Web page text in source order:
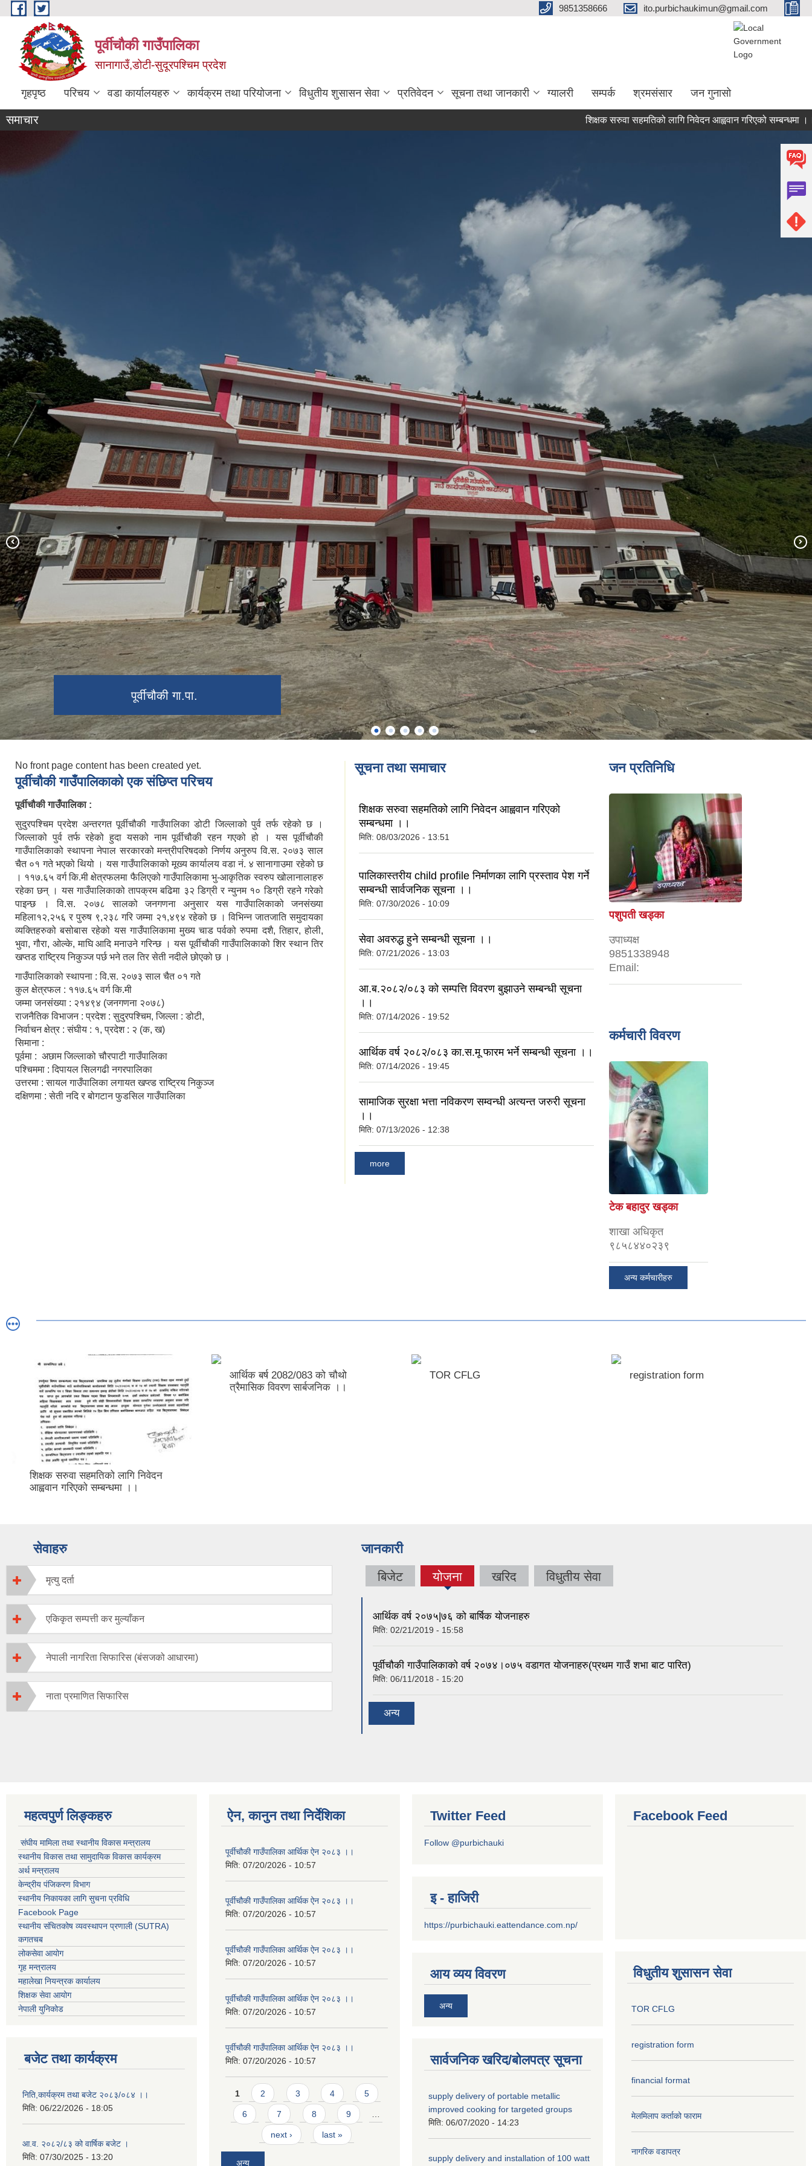
Skip to main content 9851358666 ito.purbichaukimun@gmail.com
पूर्वीचौकी गाउँपालिका
सानागाउँ,डोटी-सुदूरपश्चिम प्रदेश
गृहपृष्ठ परिचय वडा कार्यालयहरु कार्यक्रम तथा परियोजना विधुतीय शुसासन सेवा प्रतिवेदन सूचना तथा जानकारी ग्यालरी सम्पर्क श्रमसंसार जन गुनासो
समाचार शिक्षक सरुवा सहमतिको लागि निवेदन आह्ववान गरिएको सम्बन्धमा ।।
पूर्वीचौकी गा.पा.
पूर्वीचौकी गाउँपालिका
पूर्वीचौकी गा.पा. को प्राकृतिक दृश्य
पूर्वीचौकी गाउँपालिका गाउँ सभाको १४ ‍‍औं
अधिवेशन वन्द सत्र कार्यक्रम सम्पन्न ।।
खप्तड त्रिवेणी धाम
No front page content has been created yet.
पूर्वीचाैकी गाउँपालिकाको एक संछिप्त परिचय
पूर्वीचौकी गाउँपालिका :
सुदुरपश्चिम प्रदेश अन्तरगत पूर्वीचौकी गाउँपालिका डोटी जिल्लाको पुर्व तर्फ रहेको छ ।
जिल्लाको पुर्व तर्फ रहेको हुदा यसको नाम पूर्वीचौकी रहन गएको हो । यस पूर्वीचौकी
गाउँपालिकाको स्थापना नेपाल सरकारको मन्त्रीपरिषदको निर्णय अनुरुप वि.स. २०७३ साल
चैत ०१ गते भएको थियो । यस गाउँपालिकाको मूख्य कार्यालय वडा नं. ४ सानागाउमा रहेको छ
। ११७.६५ वर्ग कि.मी क्षेत्रफलमा फैलिएको गाउँपालिकामा भु-आकृतिक स्वरुप खोलानालाहरु
रहेका छन् । यस गाउँपालिकाको तापक्रम बढिमा ३२ डिग्री र न्युनम १० डिग्री रहने गरेको
पाइन्छ । वि.स. २०७८ सालको जनगणना अनुसार यस गाउँपालिकाको जनसंख्या
महिला१२,२५६ र पुरुष ९,२३८ गरि जम्मा २१,४९४ रहेको छ । विभिन्न जातजाति समुदायका
व्यक्तिहरुको बसोबास रहेको यस गाउँपालिकामा मुख्य चाड पर्वको रुपमा दशै, तिहार, होली,
भुवा, गौरा, ओल्के, माघि आदि मनाउने गरिन्छ । यस पूर्वीचौकी गाउँपालिकाको शिर स्थान तिर
खप्तड राष्ट्रिय निकुञ्ज पर्छ भने तल तिर सेती नदीले छोएको छ ।
गाउँपालिकाको स्थापना : वि.स. २०७३ साल चैत ०१ गते
कुल क्षेत्रफल : ११७.६५ वर्ग कि.मी
जम्मा जनसंख्या : २१४९४ (जनगणना २०७८)
राजनैतिक विभाजन : प्रदेश : सुदुरपश्चिम, जिल्ला : डोटी,
निर्वाचन क्षेत्र : संघीय : १, प्रदेश : २ (क, ख)
सिमाना :
पूर्वमा : अछाम जिल्लाको चौरपाटी गाउँपालिका
पश्चिममा : दिपायल सिलगढी नगरपालिका
उत्तरमा : सायल गाउँपालिका लगायत खप्त्ड राष्ट्रिय निकुञ्ज
दक्षिणमा : सेती नदि र बोगटान फुडसिल गाउँपालिका
सूचना तथा समाचार
शिक्षक सरुवा सहमतिको लागि निवेदन आह्ववान गरिएको
सम्बन्धमा ।।
मिति: 08/03/2026 - 13:51
पालिकास्तरीय child profile निर्माणका लागि प्रस्ताव पेश गर्ने
सम्बन्धी सार्वजनिक सूचना ।।
मिति: 07/30/2026 - 10:09
सेवा अवरुद्ध हुने सम्बन्धी सूचना ।।
मिति: 07/21/2026 - 13:03
आ.ब.२०८२/०८३ को सम्पत्ति विवरण बुझाउने सम्बन्धी सूचना
।।
मिति: 07/14/2026 - 19:52
आर्थिक वर्ष २०८२/०८३ का.स.मू फारम भर्ने सम्बन्धी सूचना ।।
मिति: 07/14/2026 - 19:45
सामाजिक सुरक्षा भत्ता नविकरण सम्वन्धी अत्यन्त जरुरी सूचना
।।
मिति: 07/13/2026 - 12:38
more
जन प्रतिनिधि
पशुपती खड्का
उपाध्यक्ष
9851338948
Email:
कर्मचारी विवरण
टेक बहादुर खड्का
शाखा अधिकृत
९८५८४४०२३९
अन्य कर्मचारीहरु
शिक्षक सरुवा सहमतिको लागि निवेदन
आह्ववान गरिएको सम्बन्धमा ।।
आर्थिक बर्ष 2082/083 को चौथो
त्रैमासिक विवरण सार्बजनिक ।।
TOR CFLG registration form
सेवाहरु
मृत्यु दर्ता
एकिकृत सम्पत्ती कर मुल्याँकन
नेपाली नागरिता सिफारिस (बंसजको आधारमा)
नाता प्रमाणित सिफारिस
जानकारी
बिजेट योजना
(active
खरिद विधुतीय सेवा
आर्थिक वर्ष २०७५|७६ को बार्षिक योजनाहरु
मिति: 02/21/2019 - 15:58
पूर्वीचौकी गाउँपालिकाको वर्ष २०७४।०७५ वडागत योजनाहरु(प्रथम गाउँ शभा बाट पारित)
मिति: 06/11/2018 - 15:20
अन्य
महत्वपुर्ण लिङ्कहरु
संघीय मामिला तथा स्थानीय विकास मन्त्रालय
स्थानीय विकास तथा सामुदायिक विकास कार्यक्रम
अर्थ मन्त्रालय
केन्द्रीय पंजिकरण विभाग
स्थानीय निकायका लागि सुचना प्रविधि
Facebook Page
स्थानीय संचितकोष व्यवस्थापन प्रणाली (SUTRA)
कगतचब
लोकसेवा आयोग
गृह मन्त्रालय
महालेखा नियन्त्रक कार्यालय
शिक्षक सेवा आयोग
नेपाली युनिकोड
बजेट तथा कार्यक्रम
निति,कार्यक्रम तथा बजेट २०८३/०८४ ।।
मिति: 06/22/2026 - 18:05
आ.व. २०८२/८३ को वार्षिक बजेट ।
मिति: 07/30/2025 - 13:20
ऐन, कानुन तथा निर्देशिका
पूर्वीचौकी गाउँपालिका आर्थिक ऐन २०८३ ।।
मिति: 07/20/2026 - 10:57
पूर्वीचौकी गाउँपालिका आर्थिक ऐन २०८३ ।।
मिति: 07/20/2026 - 10:57
पूर्वीचौकी गाउँपालिका आर्थिक ऐन २०८३ ।।
मिति: 07/20/2026 - 10:57
पूर्वीचौकी गाउँपालिका आर्थिक ऐन २०८३ ।।
मिति: 07/20/2026 - 10:57
पूर्वीचौकी गाउँपालिका आर्थिक ऐन २०८३ ।।
मिति: 07/20/2026 - 10:57
Pages
1 2 3 4 5
6 7 8 9 …
next › last »
अन्य
Twitter Feed
Follow @purbichauki
इ - हाजिरी
https://purbichauki.eattendance.com.np/
आय व्यय विवरण
अन्य
सार्वजनिक खरिद/बोलपत्र सूचना
supply delivery of portable metallic
improved cooking for targeted groups
मिति: 06/07/2020 - 14:23
supply delivery and installation of 100 watt
Facebook Feed
विधुतीय शुसासन सेवा
TOR CFLG
registration form
financial format
मेलमिलाप कर्ताको फाराम
नागरिक वडापत्र